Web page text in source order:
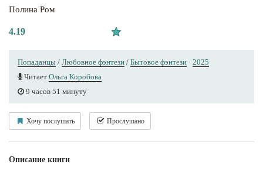
Полина Ром
4.19
Попаданцы / Любовное фэнтези / Бытовое фэнтези · 2025
Читает Ольга Коробова
9 часов 51 минуту
Хочу послушать Прослушано
Описание книги